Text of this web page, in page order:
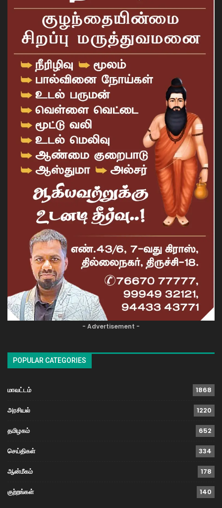
- Advertisement -
POPULAR CATEGORIES
மாவட்டம் 1868
அரசியல் 1220
தமிழகம் 652
செய்திகள் 334
ஆன்மீகம் 178
குற்றங்கள் 140